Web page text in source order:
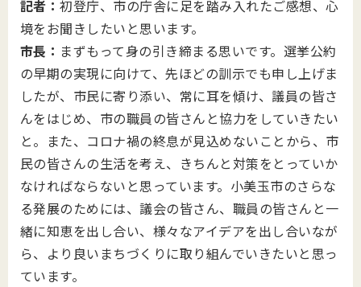
記者：初登庁、市の庁舎に足を踏み入れたご感想、心
境をお聞きしたいと思います。
市長： まずもって身の引き締まる思いです。選挙公約
の早期の実現に向けて、先ほどの訓示でも申し上げま
したが、市民に寄り添い、常に耳を傾け、議員の皆さ
んをはじめ、市の職員の皆さんと協力をしていきたい
と。また、コロナ禍の終息が見込めないことから、市
民の皆さんの生活を考え、きちんと対策をとっていか
なければならないと思っています。小美玉市のさらな
る発展のためには、議会の皆さん、職員の皆さんと一
緒に知恵を出し合い、様々なアイデアを出し合いなが
ら、より良いまちづくりに取り組んでいきたいと思っ
ています。